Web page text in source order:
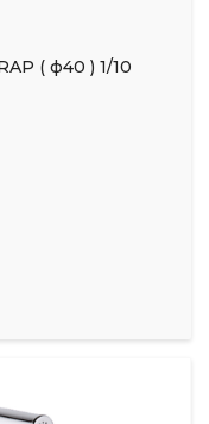
( ф40 ) 1/10